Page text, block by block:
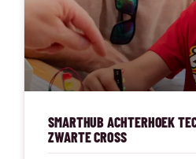
SMARTHUB ACHTERHOEK
ZWARTE CROSS